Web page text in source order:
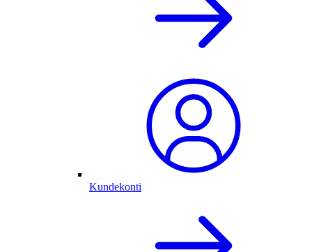
Kundekonti